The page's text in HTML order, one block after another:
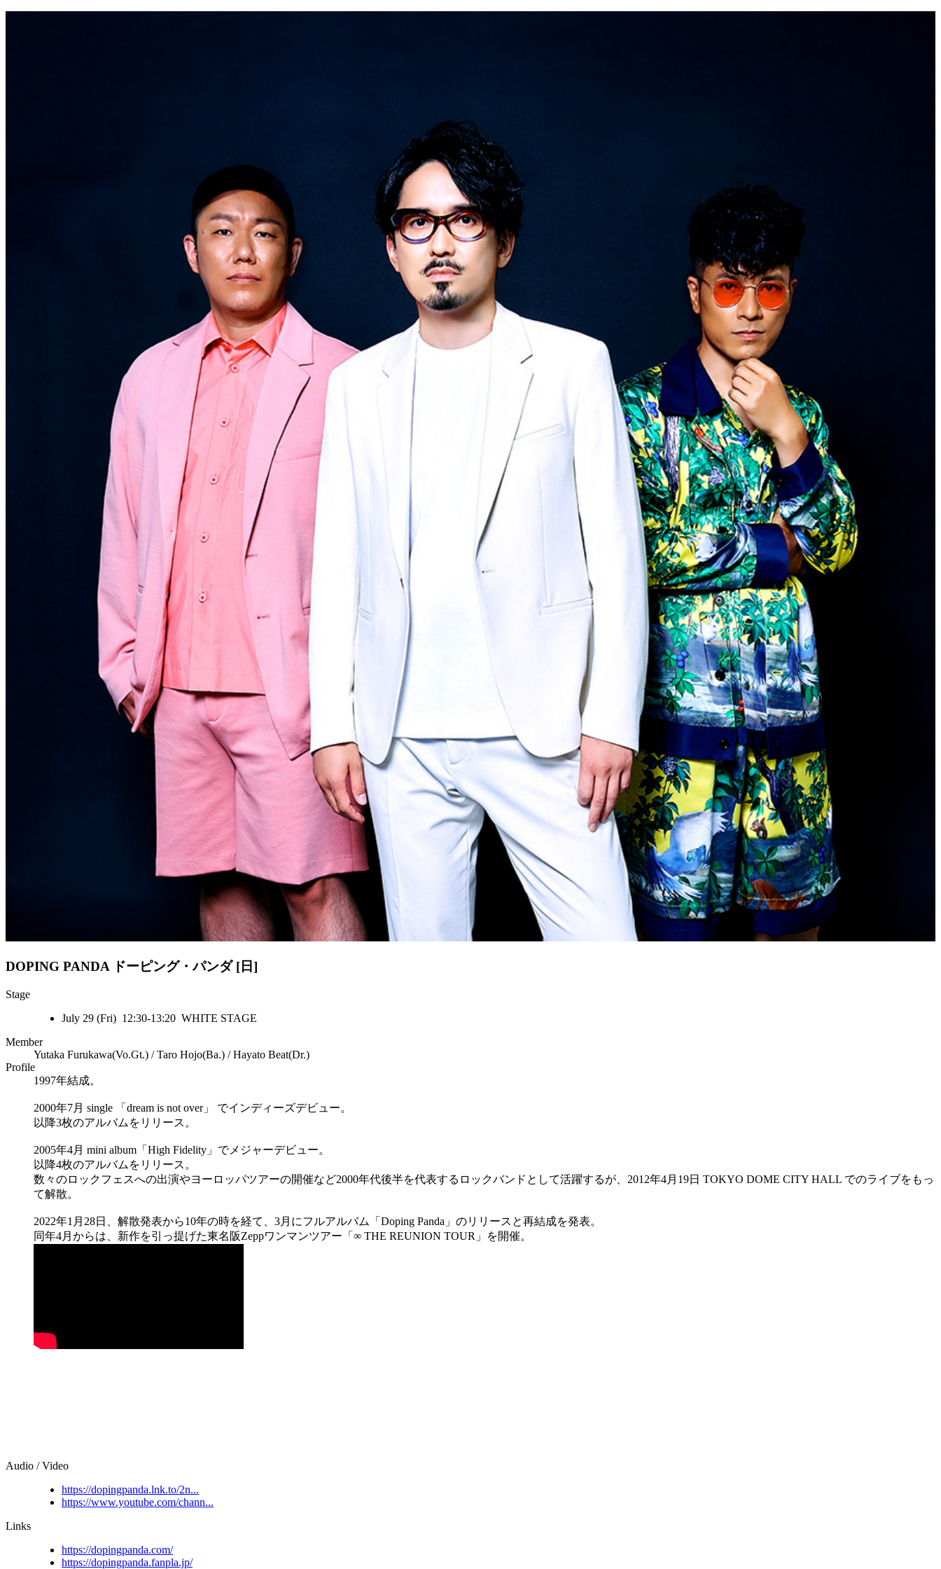
DOPING PANDA ドーピング・パンダ [日]
Stage
July 29 (Fri) 12:30-13:20 WHITE STAGE
Member
Yutaka Furukawa(Vo.Gt.) / Taro Hojo(Ba.) / Hayato Beat(Dr.)
Profile
1997年結成。
2000年7月 single 「dream is not over」 でインディーズデビュー。
以降3枚のアルバムをリリース。
2005年4月 mini album「High Fidelity」でメジャーデビュー。
以降4枚のアルバムをリリース。
数々のロックフェスへの出演やヨーロッパツアーの開催など2000年代後半を代表するロックバンドとして活躍するが、2012年4月19日 TOKYO DOME CITY HALL でのライブをもっ
て解散。
2022年1月28日、解散発表から10年の時を経て、3月にフルアルバム「Doping Panda」のリリースと再結成を発表。
同年4月からは、新作を引っ提げた東名阪Zeppワンマンツアー「∞ THE REUNION TOUR」を開催。
Audio / Video
https://dopingpanda.lnk.to/2n...
https://www.youtube.com/chann...
Links
https://dopingpanda.com/
https://dopingpanda.fanpla.jp/